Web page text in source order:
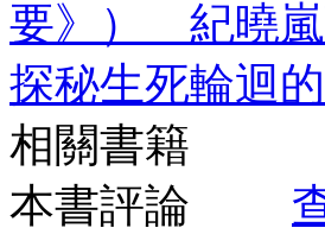
要》） 紀曉嵐
探秘生死輪迴
相關書籍
本書評論